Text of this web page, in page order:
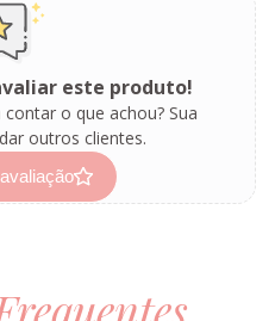
este produto!
o que achou? Sua
outros clientes.